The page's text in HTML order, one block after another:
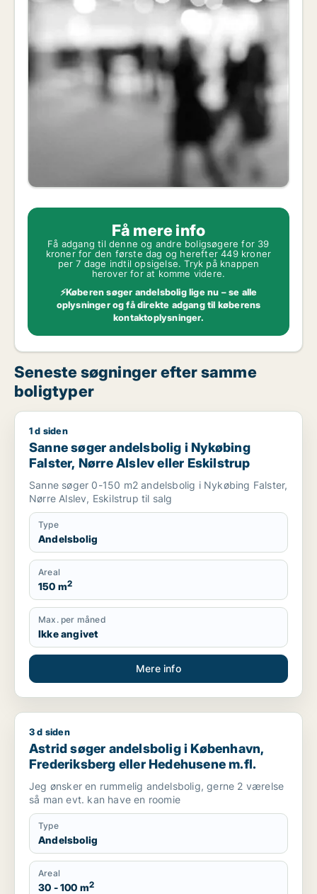
Få mere info
Få adgang til denne og andre boligsøgere for 39
kroner for den første dag og herefter 449 kroner
per 7 dage indtil opsigelse. Tryk på knappen
herover for at komme videre.
⚡Køberen søger andelsbolig lige nu – se alle
oplysninger og få direkte adgang til køberens
kontaktoplysninger.
Seneste søgninger efter samme
boligtyper
Sanne søger andelsbolig i Nykøbing Falster, Nørre Alslev
1 d siden
Sanne søger andelsbolig i Nykøbing
Falster, Nørre Alslev eller Eskilstrup
Sanne søger 0-150 m2 andelsbolig i Nykøbing Falster,
Nørre Alslev, Eskilstrup til salg
Type
Andelsbolig
Areal
150 m2
Max. per måned
Ikke angivet
Mere info
Astrid søger andelsbolig i København, Frederiksberg eller
3 d siden
Astrid søger andelsbolig i København,
Frederiksberg eller Hedehusene m.fl.
Jeg ønsker en rummelig andelsbolig, gerne 2 værelse
så man evt. kan have en roomie
Type
Andelsbolig
Areal
30 - 100 m2